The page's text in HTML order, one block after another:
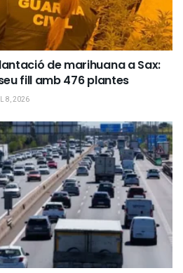
de marihuana a Sax:
fill amb 476 plantes
8, 2026